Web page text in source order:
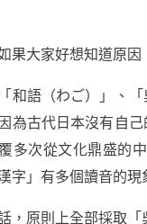
果大家好想知道原因
和語（わご）」、
為古代日本沒有自
多次從文化鼎盛的
字」有多個讀音的現
，原則上全部採取「